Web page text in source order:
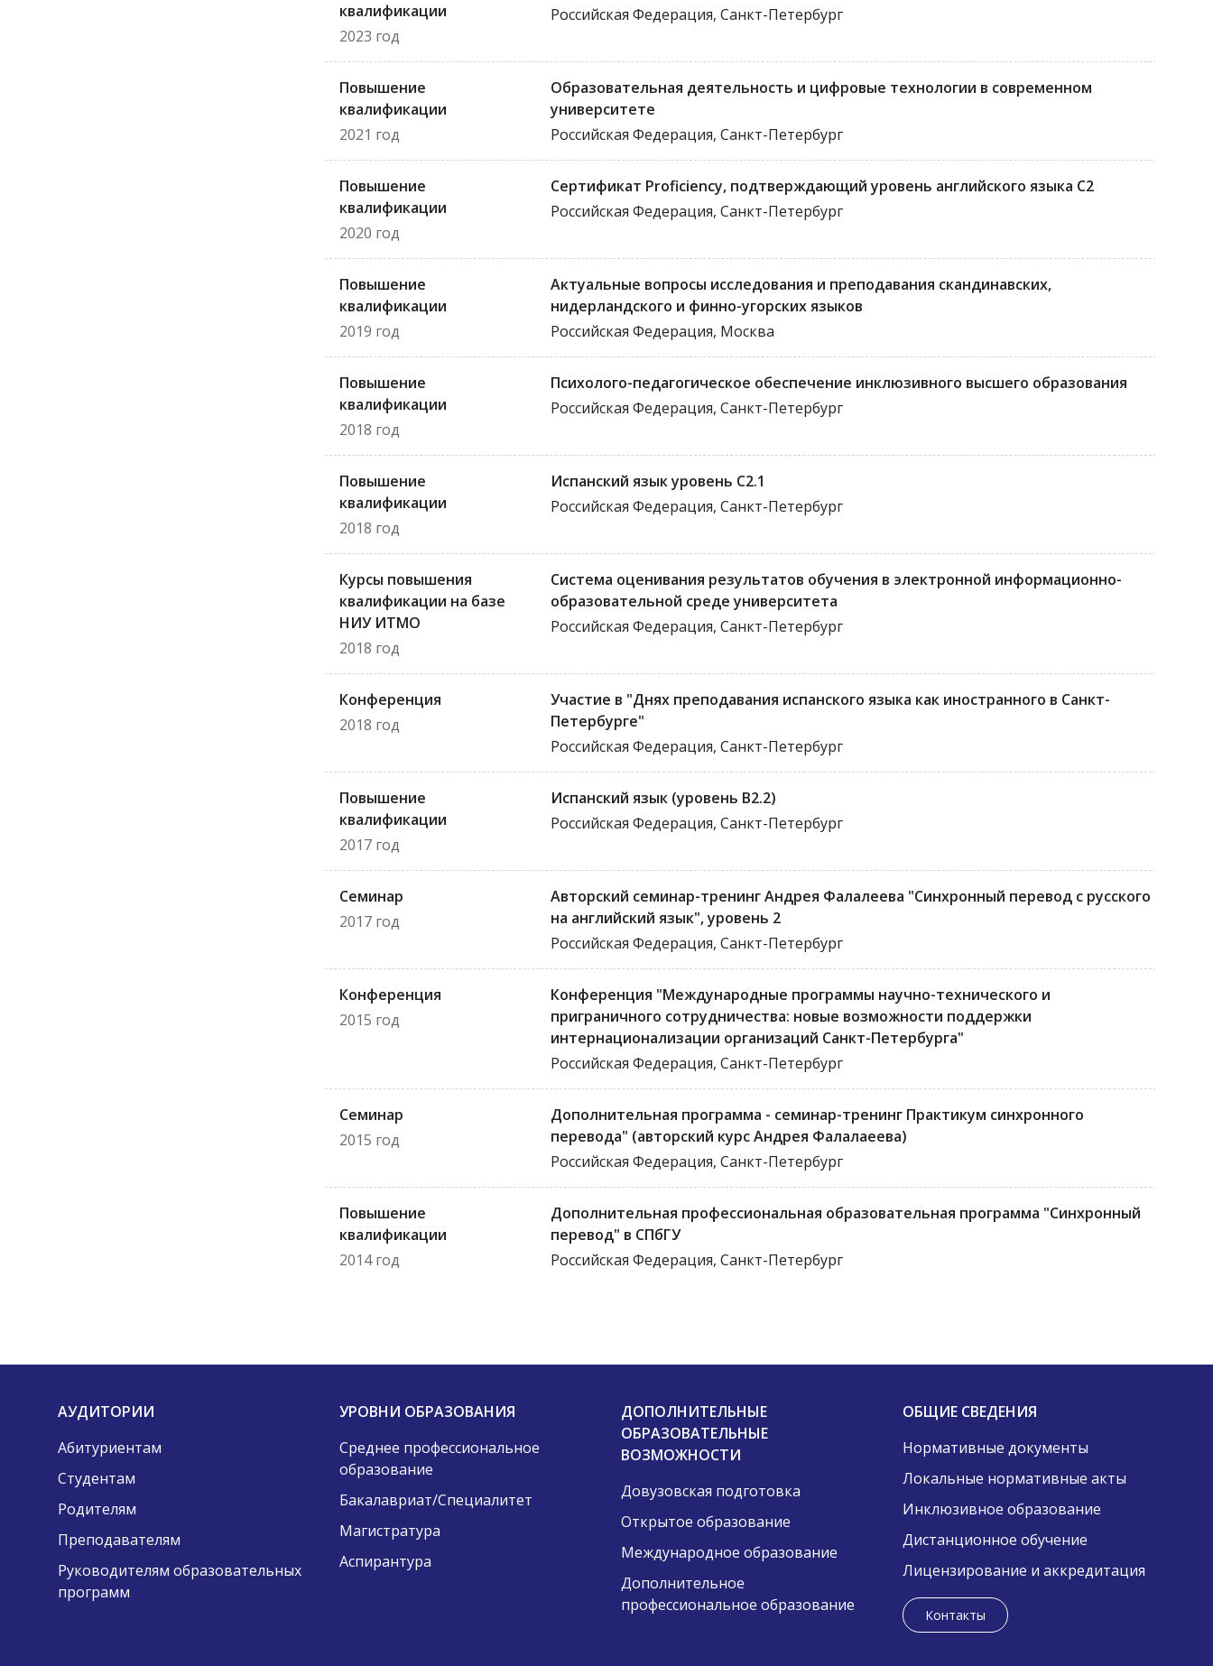
квалификации
2023 год
Российская Федерация, Санкт-Петербург
Повышение
квалификации
2021 год
Образовательная деятельность и цифровые технологии в современном
университете
Российская Федерация, Санкт-Петербург
Повышение
квалификации
2020 год
Сертификат Proficiency, подтверждающий уровень английского языка C2
Российская Федерация, Санкт-Петербург
Повышение
квалификации
2019 год
Актуальные вопросы исследования и преподавания скандинавских,
нидерландского и финно-угорских языков
Российская Федерация, Москва
Повышение
квалификации
2018 год
Психолого-педагогическое обеспечение инклюзивного высшего образования
Российская Федерация, Санкт-Петербург
Повышение
квалификации
2018 год
Испанский язык уровень C2.1
Российская Федерация, Санкт-Петербург
Курсы повышения
квалификации на базе
НИУ ИТМО
2018 год
Система оценивания результатов обучения в электронной информационно-
образовательной среде университета
Российская Федерация, Санкт-Петербург
Конференция
2018 год
Участие в "Днях преподавания испанского языка как иностранного в Санкт-
Петербурге"
Российская Федерация, Санкт-Петербург
Повышение
квалификации
2017 год
Испанский язык (уровень В2.2)
Российская Федерация, Санкт-Петербург
Семинар
2017 год
Авторский семинар-тренинг Андрея Фалалеева "Синхронный перевод с русского
на английский язык", уровень 2
Российская Федерация, Санкт-Петербург
Конференция
2015 год
Конференция "Международные программы научно-технического и
приграничного сотрудничества: новые возможности поддержки
интернационализации организаций Санкт-Петербурга"
Российская Федерация, Санкт-Петербург
Семинар
2015 год
Дополнительная программа - семинар-тренинг Практикум синхронного
перевода" (авторский курс Андрея Фалалаеева)
Российская Федерация, Санкт-Петербург
Повышение
квалификации
2014 год
Дополнительная профессиональная образовательная программа "Синхронный
перевод" в СПбГУ
Российская Федерация, Санкт-Петербург
АУДИТОРИИ
Абитуриентам
Студентам
Родителям
Преподавателям
Руководителям образовательных
программ
УРОВНИ ОБРАЗОВАНИЯ
Среднее профессиональное
образование
Бакалавриат/Специалитет
Магистратура
Аспирантура
ДОПОЛНИТЕЛЬНЫЕ
ОБРАЗОВАТЕЛЬНЫЕ
ВОЗМОЖНОСТИ
Довузовская подготовка
Открытое образование
Международное образование
Дополнительное
профессиональное образование
ОБЩИЕ СВЕДЕНИЯ
Нормативные документы
Локальные нормативные акты
Инклюзивное образование
Дистанционное обучение
Лицензирование и аккредитация
Контакты